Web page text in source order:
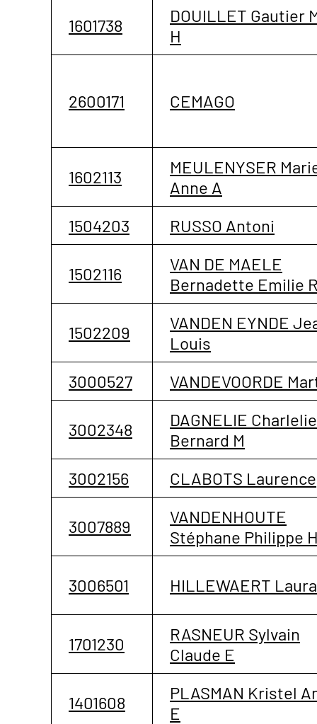
1601738
DOUILLET Gautier
H
2600171 CEMAGO
1602113
MEULENYSER
Anne A
1504203
RUSSO Antoni
1502116
VAN DE MAELE
Bernadette Emilie
1502209
VANDEN EYNDE
Louis
3000527
VANDEVOORDE
3002348
DAGNELIE Charlelie
Bernard M
3002156
CLABOTS Laurence
3007889
VANDENHOUTE
Stéphane Philippe
3006501 HILLEWAERT
1701230
RASNEUR Sylvain
Claude E
1401608
PLASMAN Kristel
E